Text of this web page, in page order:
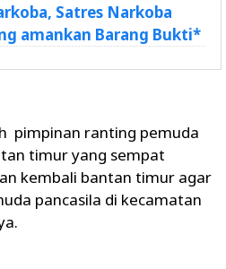
Satres Narkoba
amankan Barang Bukti*
pimpinan ranting pemuda
timur yang sempat
kembali bantan timur agar
pancasila di kecamatan